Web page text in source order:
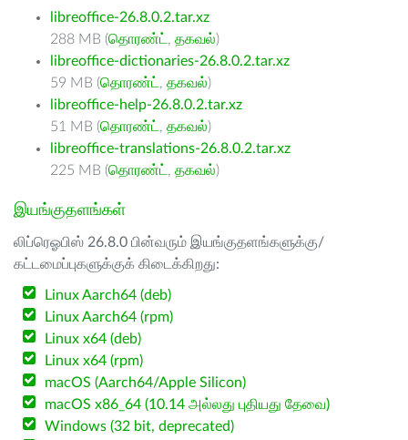
libreoffice-26.8.0.2.tar.xz
288 MB (தொரண்ட் , தகவல்)
libreoffice-dictionaries-26.8.0.2.tar.xz
59 MB (தொரண்ட் , தகவல்)
libreoffice-help-26.8.0.2.tar.xz
51 MB (தொரண்ட் , தகவல்)
libreoffice-translations-26.8.0.2.tar.xz
225 MB (தொரண்ட் , தகவல்)
இயங்குதளங்கள்
லிப்ரெஓபிஸ் 26.8.0 பின்வரும் இயங்குதளங்களுக்கு/
கட்டமைப்புகளுக்குக் கிடைக்கிறது:
Linux Aarch64 (deb)
Linux Aarch64 (rpm)
Linux x64 (deb)
Linux x64 (rpm)
macOS (Aarch64/Apple Silicon)
macOS x86_64 (10.14 அல்லது புதியது தேவை)
Windows (32 bit, deprecated)